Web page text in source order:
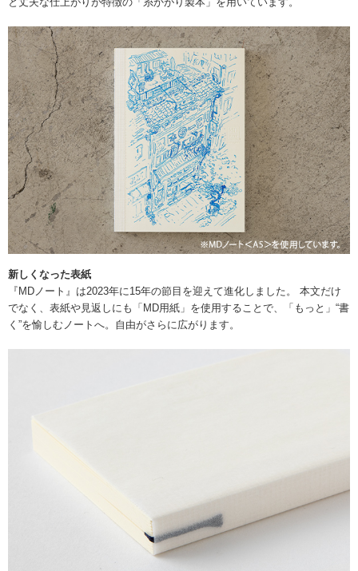
新しくなった表紙
『MDノート』は2023年に15年の節目を迎えて進化しました。 本文だけ
でなく、表紙や見返しにも「MD用紙」を使用することで、「もっと」“書
く”を愉しむノートへ。自由がさらに広がります。